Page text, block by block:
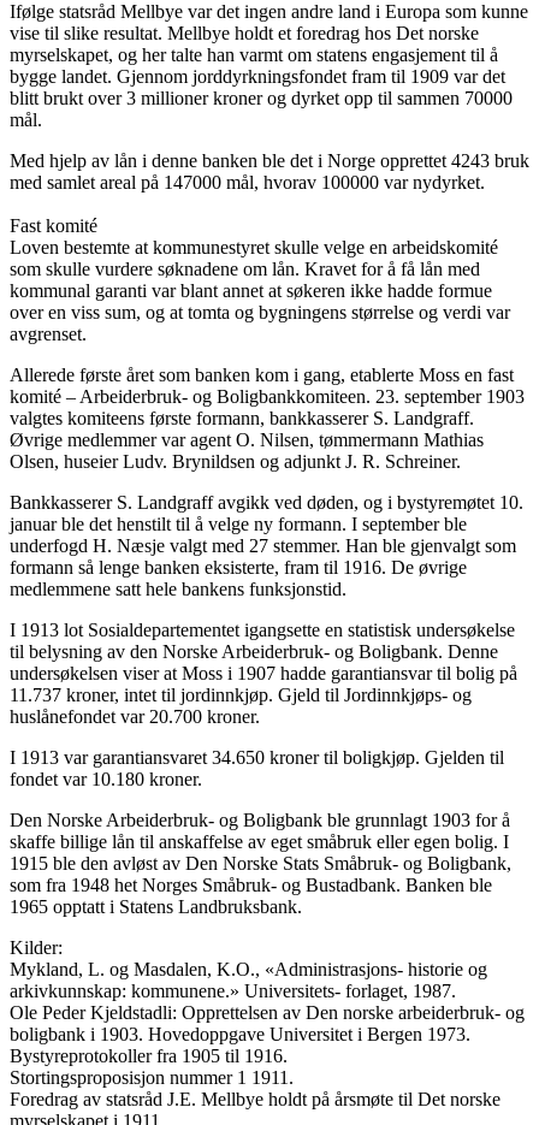
Ifølge statsråd Mellbye var det ingen andre land i Europa som kunne
vise til slike resultat. Mellbye holdt et foredrag hos Det norske
myrselskapet, og her talte han varmt om statens engasjement til å
bygge landet. Gjennom jorddyrkningsfondet fram til 1909 var det
blitt brukt over 3 millioner kroner og dyrket opp til sammen 70000
mål.
Med hjelp av lån i denne banken ble det i Norge opprettet 4243 bruk
med samlet areal på 147000 mål, hvorav 100000 var nydyrket.
Fast komité
Loven bestemte at kommunestyret skulle velge en arbeidskomité
som skulle vurdere søknadene om lån. Kravet for å få lån med
kommunal garanti var blant annet at søkeren ikke hadde formue
over en viss sum, og at tomta og bygningens størrelse og verdi var
avgrenset.
Allerede første året som banken kom i gang, etablerte Moss en fast
komité – Arbeiderbruk- og Boligbankkomiteen. 23. september 1903
valgtes komiteens første formann, bankkasserer S. Landgraff.
Øvrige medlemmer var agent O. Nilsen, tømmermann Mathias
Olsen, huseier Ludv. Brynildsen og adjunkt J. R. Schreiner.
Bankkasserer S. Landgraff avgikk ved døden, og i bystyremøtet 10.
januar ble det henstilt til å velge ny formann. I september ble
underfogd H. Næsje valgt med 27 stemmer. Han ble gjenvalgt som
formann så lenge banken eksisterte, fram til 1916. De øvrige
medlemmene satt hele bankens funksjonstid.
I 1913 lot Sosialdepartementet igangsette en statistisk undersøkelse
til belysning av den Norske Arbeiderbruk- og Boligbank. Denne
undersøkelsen viser at Moss i 1907 hadde garantiansvar til bolig på
11.737 kroner, intet til jordinnkjøp. Gjeld til Jordinnkjøps- og
huslånefondet var 20.700 kroner.
I 1913 var garantiansvaret 34.650 kroner til boligkjøp. Gjelden til
fondet var 10.180 kroner.
Den Norske Arbeiderbruk- og Boligbank ble grunnlagt 1903 for å
skaffe billige lån til anskaffelse av eget småbruk eller egen bolig. I
1915 ble den avløst av Den Norske Stats Småbruk- og Boligbank,
som fra 1948 het Norges Småbruk- og Bustadbank. Banken ble
1965 opptatt i Statens Landbruksbank.
Kilder:
Mykland, L. og Masdalen, K.O., «Administrasjons- historie og
arkivkunnskap: kommunene.» Universitets- forlaget, 1987.
Ole Peder Kjeldstadli: Opprettelsen av Den norske arbeiderbruk- og
boligbank i 1903. Hovedoppgave Universitet i Bergen 1973.
Bystyreprotokoller fra 1905 til 1916.
Stortingsproposisjon nummer 1 1911.
Foredrag av statsråd J.E. Mellbye holdt på årsmøte til Det norske